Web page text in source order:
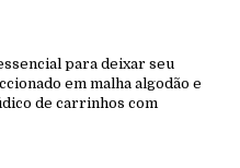
para deixar seu
em malha algodão e
de carrinhos com